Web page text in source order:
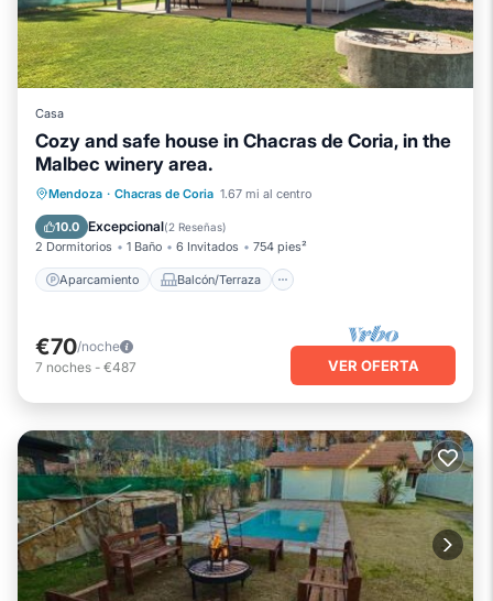
Casa
Cozy and safe house in Chacras de Coria, in the
Malbec winery area.
Mendoza · Chacras de Coria 1.67 mi al centro
10.0 Excepcional(2 Reseñas)
2 Dormitorios 1 Baño 6 Invitados 754 pies²
Aparcamiento Balcón/Terraza
Aparcamiento
Balcón/Terraza
Cocina
Aire acondicionado
€70/noche
7 noches - €487 VER OFERTA